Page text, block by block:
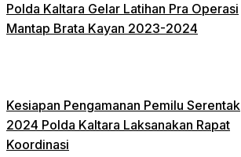
Polda Kaltara Gelar Latihan Pra Operasi
Mantap Brata Kayan 2023-2024
Kesiapan Pengamanan Pemilu Serentak
2024 Polda Kaltara Laksanakan Rapat
Koordinasi